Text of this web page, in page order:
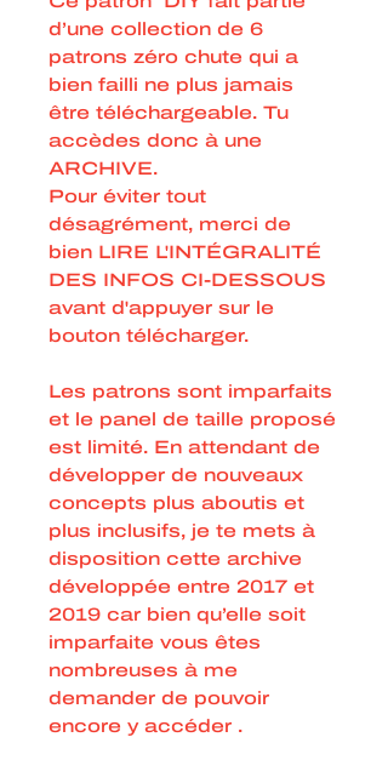
d’une collection de 6
patrons zéro chute qui a
bien failli ne plus jamais
être téléchargeable. Tu
accèdes donc à une
ARCHIVE.
Pour éviter tout
désagrément, merci de
bien LIRE L'INTÉGRALITÉ
DES INFOS CI-DESSOUS
avant d'appuyer sur le
bouton télécharger.
Les patrons sont imparfaits
et le panel de taille proposé
est limité. En attendant de
développer de nouveaux
concepts plus aboutis et
plus inclusifs, je te mets à
disposition cette archive
développée entre 2017 et
2019 car bien qu’elle soit
imparfaite vous êtes
nombreuses à me
demander de pouvoir
encore y accéder .